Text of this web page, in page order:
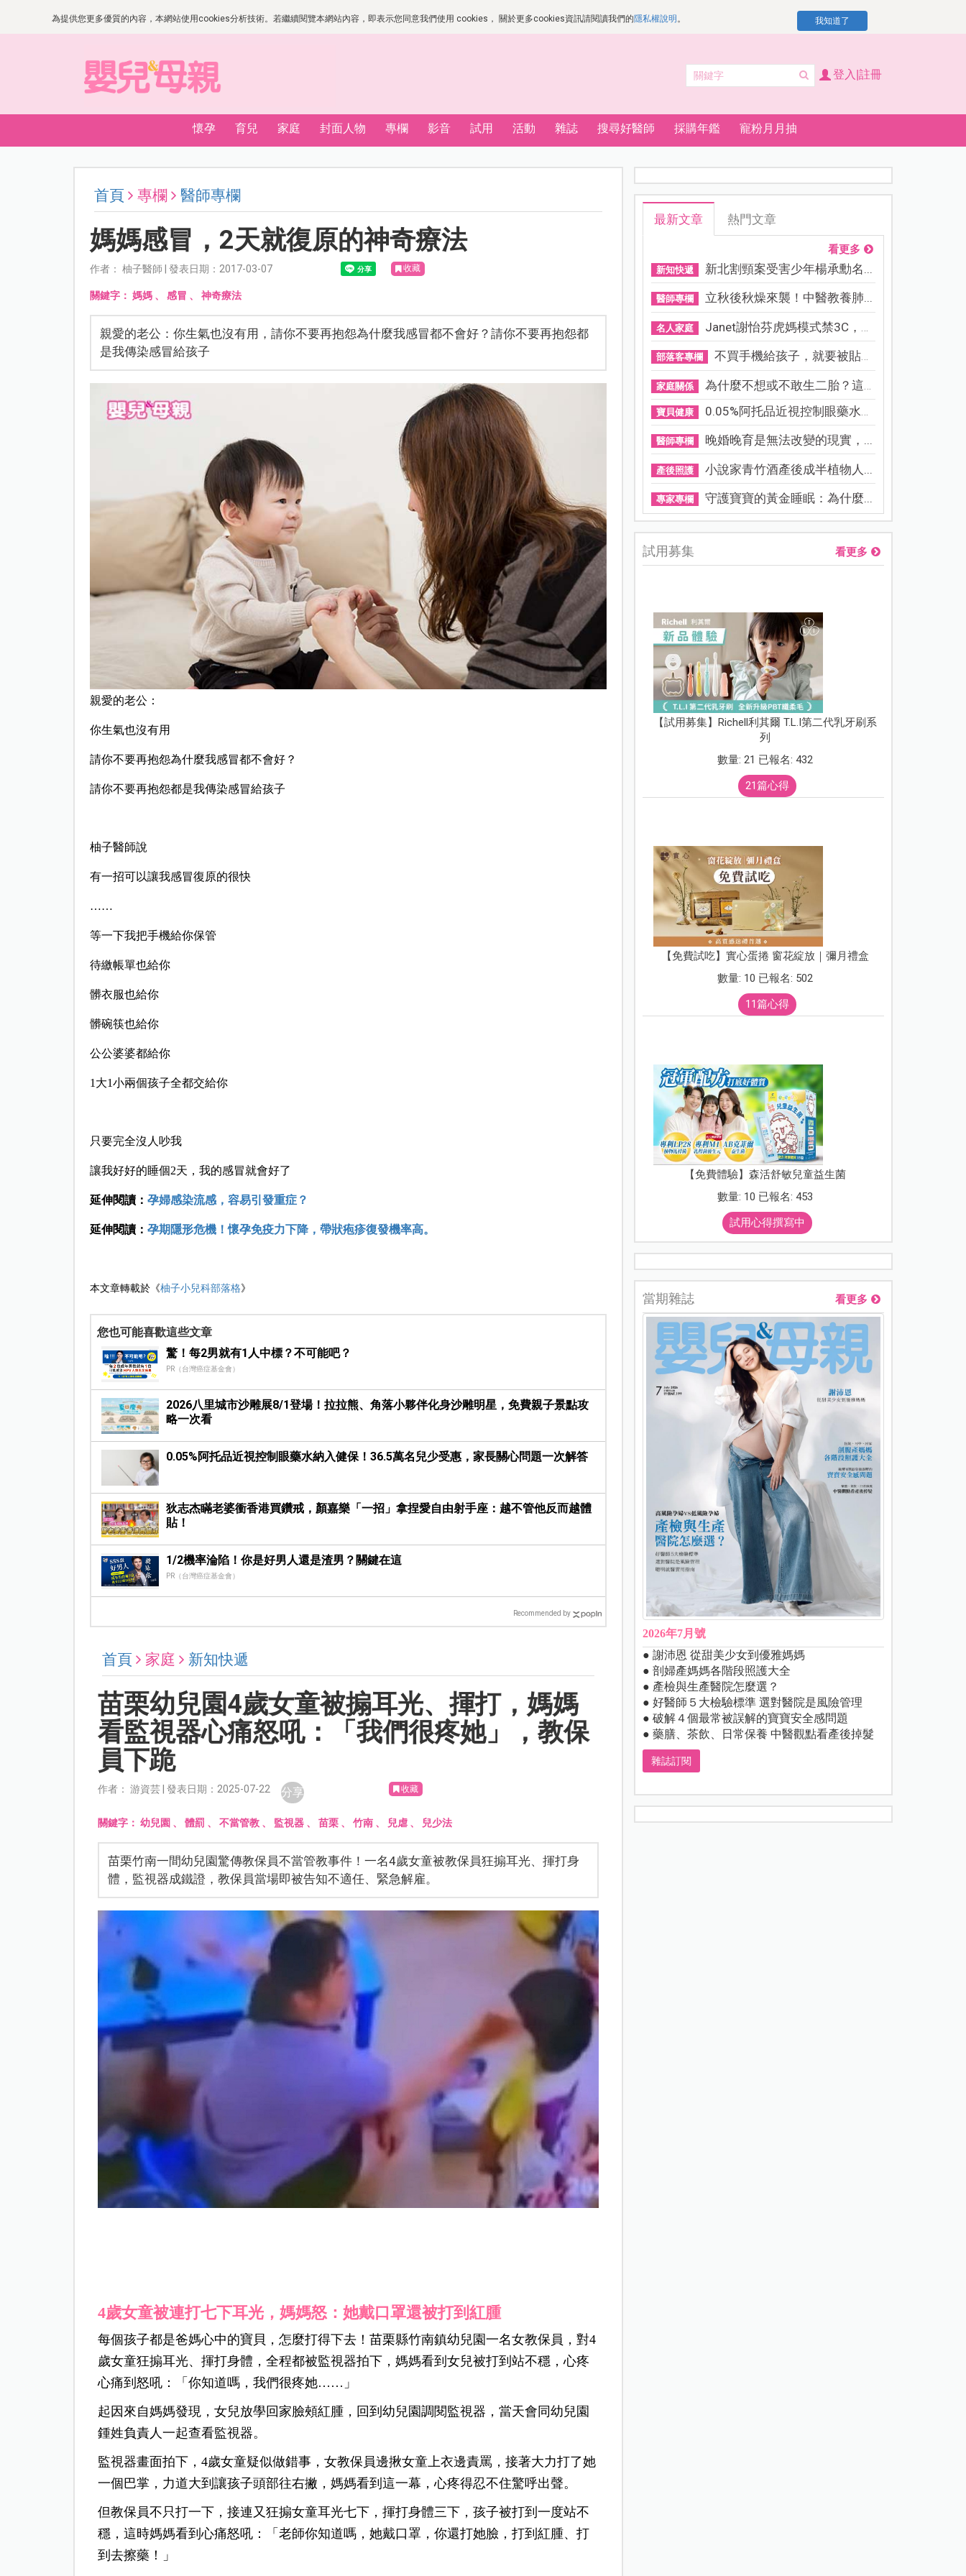
為提供您更多優質的內容，本網站使用cookies分析技術。若繼續閱覽本網站內容，即表示您同意我們使用 cookies， 關於更多cookies資訊請閱讀我們的隱私權說明 。 我知道了
登入|註冊
懷孕 育兒 家庭 封面人物 專欄 影音 試用 活動 雜誌 搜尋好醫師 採購年鑑 寵粉月月抽
首頁 專欄 醫師專欄
媽媽感冒，2天就復原的神奇療法
作者： 柚子醫師 | 發表日期：2017-03-07 收藏
關鍵字： 媽媽、 感冒 、 神奇療法
親愛的老公：你生氣也沒有用，請你不要再抱怨為什麼我感冒都不會好？請你不要再抱怨都
是我傳染感冒給孩子
親愛的老公：
你生氣也沒有用
請你不要再抱怨為什麼我感冒都不會好？
請你不要再抱怨都是我傳染感冒給孩子
柚子醫師說
有一招可以讓我感冒復原的很快
……
等一下我把手機給你保管
待繳帳單也給你
髒衣服也給你
髒碗筷也給你
公公婆婆都給你
1大1小兩個孩子全都交給你
只要完全沒人吵我
讓我好好的睡個2天，我的感冒就會好了
延伸閱讀： 孕婦感染流感，容易引發重症？
延伸閱讀： 孕期隱形危機！懷孕免疫力下降，帶狀疱疹復發機率高。
本文章轉載於《柚子小兒科部落格》
您也可能喜歡這些文章
驚！每2男就有1人中標？不可能吧？
PR（台灣癌症基金會）
2026八里城市沙雕展8/1登場！拉拉熊、角落小夥伴化身沙雕明星，免費親子景點攻
略一次看
0.05%阿托品近視控制眼藥水納入健保！36.5萬名兒少受惠，家長關心問題一次解答
狄志杰瞞老婆衝香港買鑽戒，顏嘉樂「一招」拿捏愛自由射手座：越不管他反而越體
貼！
1/2機率淪陷！你是好男人還是渣男？關鍵在這
PR（台灣癌症基金會）
Recommended by
首頁 家庭 新知快遞
苗栗幼兒園4歲女童被搧耳光、揮打，媽媽
看監視器心痛怒吼：「我們很疼她」，教保
員下跪
作者： 游資芸 | 發表日期：2025-07-22 分享 收藏
關鍵字：幼兒園 、體罰 、不當管教 、 監視器 、苗栗 、竹南 、 兒虐 、 兒少法
苗栗竹南一間幼兒園驚傳教保員不當管教事件！一名4歲女童被教保員狂搧耳光、揮打身
體，監視器成鐵證，教保員當場即被告知不適任、緊急解雇。
4歲女童被連打七下耳光，媽媽怒：她戴口罩還被打到紅腫
每個孩子都是爸媽心中的寶貝，怎麼打得下去！苗栗縣竹南鎮幼兒園一名女教保員，對4
歲女童狂搧耳光、揮打身體，全程都被監視器拍下，媽媽看到女兒被打到站不穩，心疼
心痛到怒吼：「你知道嗎，我們很疼她……」
起因來自媽媽發現，女兒放學回家臉頰紅腫，回到幼兒園調閱監視器，當天會同幼兒園
鍾姓負責人一起查看監視器。
監視器畫面拍下，4歲女童疑似做錯事，女教保員邊揪女童上衣邊責罵，接著大力打了她
一個巴掌，力道大到讓孩子頭部往右撇，媽媽看到這一幕，心疼得忍不住驚呼出聲。
但教保員不只打一下，接連又狂搧女童耳光七下，揮打身體三下，孩子被打到一度站不
穩，這時媽媽看到心痛怒吼：「老師你知道嗎，她戴口罩，你還打她臉，打到紅腫、打
到去擦藥！」
最新文章 熱門文章
看更多
新知快遞 新北割頸案受害少年楊承勳名...
醫師專欄 立秋後秋燥來襲！中醫教養肺...
名人家庭 Janet謝怡芬虎媽模式禁3C，看...
部落客專欄 不買手機給孩子，就要被貼「...
家庭關係 為什麼不想或不敢生二胎？這8...
寶貝健康 0.05%阿托品近視控制眼藥水納...
醫師專欄 晚婚晚育是無法改變的現實，...
產後照護 小說家青竹酒產後成半植物人...
專家專欄 守護寶寶的黃金睡眠：為什麼...
試用募集 看更多
【試用募集】Richell利其爾 T.L.I第二代乳牙刷系
列
數量: 21 已報名: 432
21篇心得
【免費試吃】實心蛋捲 窗花綻放｜彌月禮盒
數量: 10 已報名: 502
11篇心得
【免費體驗】森活舒敏兒童益生菌
數量: 10 已報名: 453
試用心得撰寫中
當期雜誌 看更多
2026年7月號
● 謝沛恩 從甜美少女到優雅媽媽
● 剖婦產媽媽各階段照護大全
● 產檢與生產醫院怎麼選？
● 好醫師５大檢驗標準 選對醫院是風險管理
● 破解４個最常被誤解的寶寶安全感問題
● 藥膳、茶飲、日常保養 中醫觀點看產後掉髮
雜誌訂閱